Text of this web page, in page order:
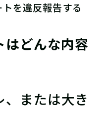
を違反報告する
はどんな内容
または大き